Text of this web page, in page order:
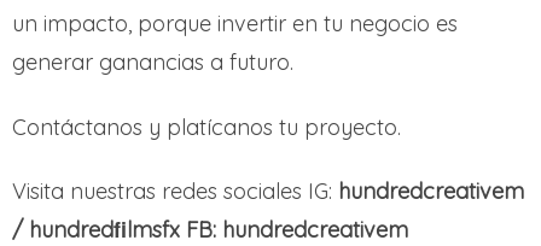
un impacto, porque invertir en tu negocio es
generar ganancias a futuro.
Contáctanos y platícanos tu proyecto.
Visita nuestras redes sociales IG: hundredcreativem
/ hundredﬁlmsfx FB: hundredcreativem